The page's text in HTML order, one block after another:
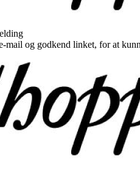
mail og godkend linket, for at